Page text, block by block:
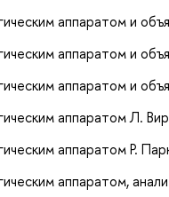
аппаратом и
аппаратом и
аппаратом и
аппаратом Л.
аппаратом Р.
аппаратом,